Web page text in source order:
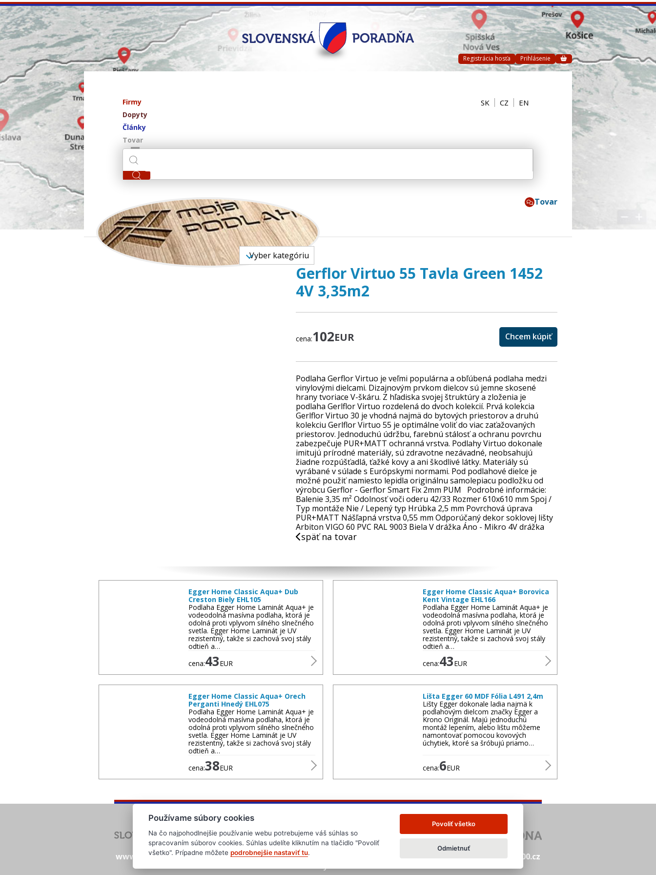
Registrácia hosťa Prihlásenie
Firmy
Dopyty
Články
Tovar
SK CZ EN
Tovar
ivpa s.r.o.
VŠETOK TOVAR Vyber kategóriu
Gerflor Virtuo 55 Tavla Green 1452
4V 3,35m2
cena:102EUR Chcem kúpiť
Podlaha Gerflor Virtuo je veľmi populárna a obľúbená podlaha medzi
vinylovými dielcami. Dizajnovým prvkom dielcov sú jemne skosené
hrany tvoriace V-škáru. Z hľadiska svojej štruktúry a zloženia je
podlaha Gerlflor Virtuo rozdelená do dvoch kolekcií. Prvá kolekcia
Gerlflor Virtuo 30 je vhodná najmä do bytových priestorov a druhú
kolekciu Gerlflor Virtuo 55 je optimálne voliť do viac zaťažovaných
priestorov. Jednoduchú údržbu, farebnú stálosť a ochranu povrchu
zabezpečuje PUR+MATT ochranná vrstva. Podlahy Virtuo dokonale
imitujú prírodné materiály, sú zdravotne nezávadné, neobsahujú
žiadne rozpúšťadlá, ťažké kovy a ani škodlivé látky. Materiály sú
vyrábané v súlade s Európskymi normami. Pod podlahové dielce je
možné použiť namiesto lepidla originálnu samolepiacu podložku od
výrobcu Gerflor - Gerflor Smart Fix 2mm PUM Podrobné informácie:
Balenie 3,35 m² Odolnosť voči oderu 42/33 Rozmer 610x610 mm Spoj /
Typ montáže Nie / Lepený typ Hrúbka 2,5 mm Povrchová úprava
PUR+MATT Nášľapná vrstva 0,55 mm Odporúčaný dekor soklovej lišty
Arbiton VIGO 60 PVC RAL 9003 Biela V drážka Áno - Mikro 4V drážka
späť na tovar
Egger Home Classic Aqua+ Dub
Creston Biely EHL105
Podlaha Egger Home Laminát Aqua+ je
vodeodolná masívna podlaha, ktorá je
odolná proti vplyvom silného slnečného
svetla. Egger Home Laminát je UV
rezistentný, takže si zachová svoj stály
odtieň a…
cena:43EUR
Egger Home Classic Aqua+ Borovica
Kent Vintage EHL166
Podlaha Egger Home Laminát Aqua+ je
vodeodolná masívna podlaha, ktorá je
odolná proti vplyvom silného slnečného
svetla. Egger Home Laminát je UV
rezistentný, takže si zachová svoj stály
odtieň a…
cena:43EUR
Egger Home Classic Aqua+ Orech
Perganti Hnedý EHL075
Podlaha Egger Home Laminát Aqua+ je
vodeodolná masívna podlaha, ktorá je
odolná proti vplyvom silného slnečného
svetla. Egger Home Laminát je UV
rezistentný, takže si zachová svoj stály
odtieň a…
cena:38EUR
Lišta Egger 60 MDF Fólia L491 2,4m
Lišty Egger dokonale ladia najmä k
podlahovým dielcom značky Egger a
Krono Originál. Majú jednoduchú
montáž lepením, alebo lištu môžeme
namontovať pomocou kovových
úchytiek, ktoré sa šróbujú priamo…
cena:6EUR
www.evropska-databanka.cz www.edb.cz www.edb.eu www.poptavka.net www.nabidka.net www.14000.cz
Používame súbory cookies
Na čo najpohodlnejšie používanie webu potrebujeme váš súhlas so
spracovaním súborov cookies. Súhlas udelíte kliknutím na tlačidlo "Povoliť
všetko". Prípadne môžete podrobnejšie nastaviť tu.
Povoliť všetko
Odmietnuť